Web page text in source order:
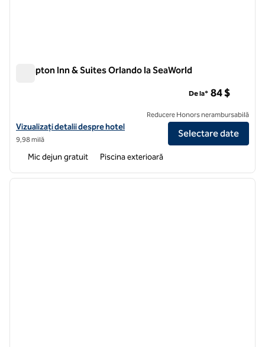
Hampton Inn & Suites Orlando la SeaWorld
Vizualizați detaliile hotelului Hampton Inn & Suites Orlando la
Vizualizați detalii despre hotel
9,98 milă
De la* 84 $
Reducere Honors nerambursabilă
Selectare date
Mic dejun gratuit Piscina exterioară
1 din 12